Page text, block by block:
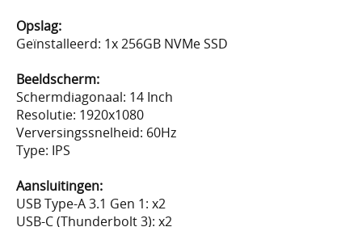
Opslag:
Geïnstalleerd: 1x 256GB NVMe SSD
Beeldscherm:
Schermdiagonaal: 14 Inch
Resolutie: 1920x1080
Verversingssnelheid: 60Hz
Type: IPS
Aansluitingen:
USB Type-A 3.1 Gen 1: x2
USB-C (Thunderbolt 3): x2